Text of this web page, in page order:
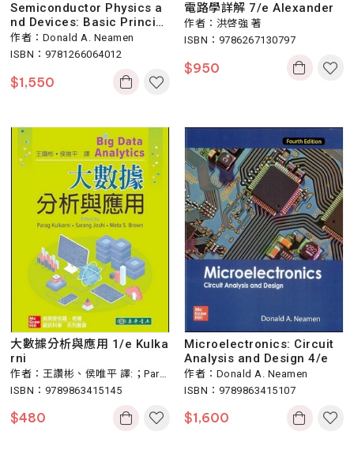
Semiconductor Physics a
nd Devices: Basic Principl
es 4/e (與 978007108902
9 封面不同內容相同)
作者：Donald A. Neamen
ISBN：9781266064012
$1,550
電路學詳解 7/e Alexander
作者：洪啓強 著
ISBN：9786267130797
$950
大數據分析與應用 1/e Kulka
rni
作者：王讚彬、侯唯平 譯:；Para
g Kulkarni
ISBN：9789863415145
$480
Microelectronics: Circuit
Analysis and Design 4/e
作者：Donald A. Neamen
ISBN：9789863415107
$1,600